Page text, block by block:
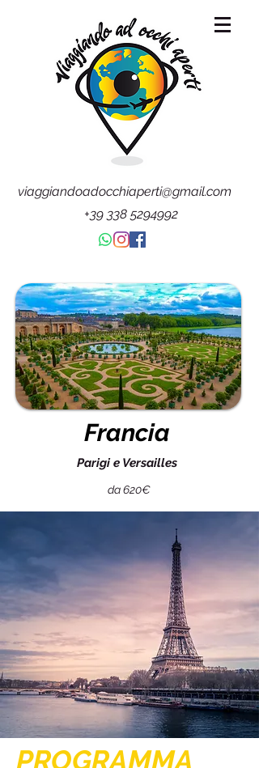
viaggiandoadocchiaperti@gmail.com
+39 338 5294992
Francia
Parigi e Versailles
da 620€
PROGRAMMA